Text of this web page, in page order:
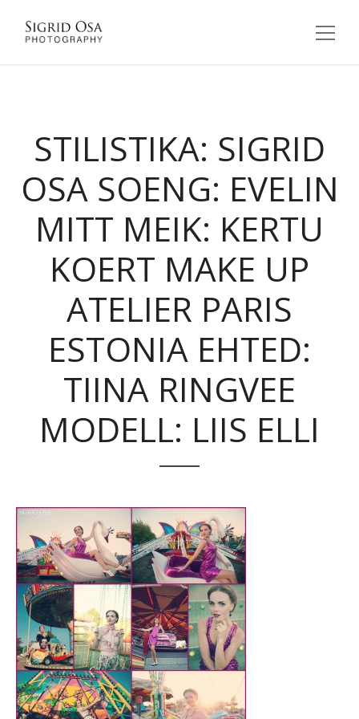
STILISTIKA: SIGRID
OSA SOENG: EVELIN
MITT MEIK: KERTU
KOERT MAKE UP
ATELIER PARIS
ESTONIA EHTED:
TIINA RINGVEE
MODELL: LIIS ELLI